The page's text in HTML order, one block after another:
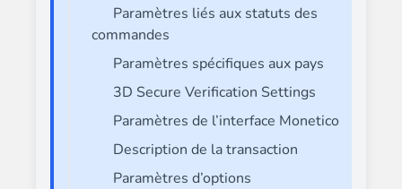
Paramètres liés aux statuts des
commandes
Paramètres spécifiques aux pays
3D Secure Verification Settings
Paramètres de l’interface Monetico
Description de la transaction
Paramètres d’options